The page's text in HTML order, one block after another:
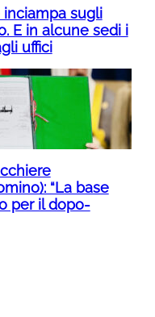
inciampa sugli
E in alcune sedi i
uffici
“La base
per il dopo-